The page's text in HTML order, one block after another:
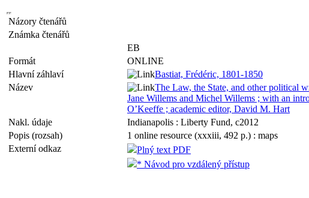
Názory čtenářů
Známka čtenářů
EB
Formát
ONLINE
Hlavní záhlaví
Bastiat, Frédéric, 1801-1850
Název
The Law, the State, and other political
Jane Willems and Michel Willems ; with an
O’Keeffe ; academic editor, David M. Hart
Nakl. údaje
Indianapolis : Liberty Fund, c2012
Popis (rozsah)
1 online resource (xxxiii, 492 p.) : maps
Externí odkaz
Plný text PDF
* Návod pro vzdálený přístup